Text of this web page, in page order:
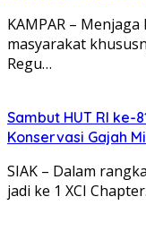
KAMPAR –
masyarakat
Regu…
Sambut HUT RI ke-
Konservasi Gajah
SIAK – Dalam
jadi ke 1 XCI